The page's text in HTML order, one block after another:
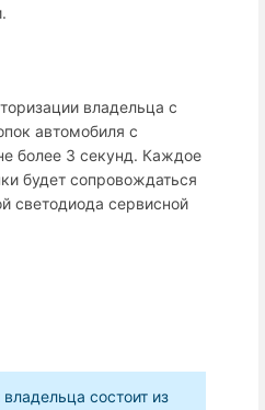
владельца с
автомобиля с
более 3 секунд. Каждое
будет сопровождаться
светодиода сервисной
состоит из